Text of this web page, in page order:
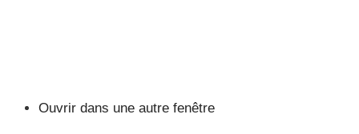
Ouvrir dans une autre fenêtre